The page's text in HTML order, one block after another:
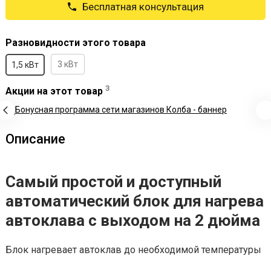
Бесплатная консультация
Разновидности этого товара
1,5 кВт 3 кВт
Акции на этот товар 3
Описание
Самый простой и доступный
автоматический блок для нагрева
автоклава с выходом на 2 дюйма
Блок нагревает автоклав до необходимой температуры